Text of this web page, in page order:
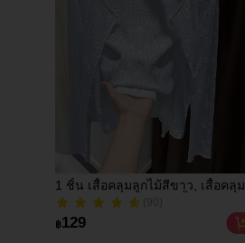
1 ชิ้น เสื้อคลุมลูกไม้สีขาว, เสื้อคลุม
แขนกุดสำหรับผู้หญิง, เสื้อคลุม
บางเบาน้ำหนักเบา
(90)
100+ ขายแล้ว
100+ ขายแล้ว
฿129